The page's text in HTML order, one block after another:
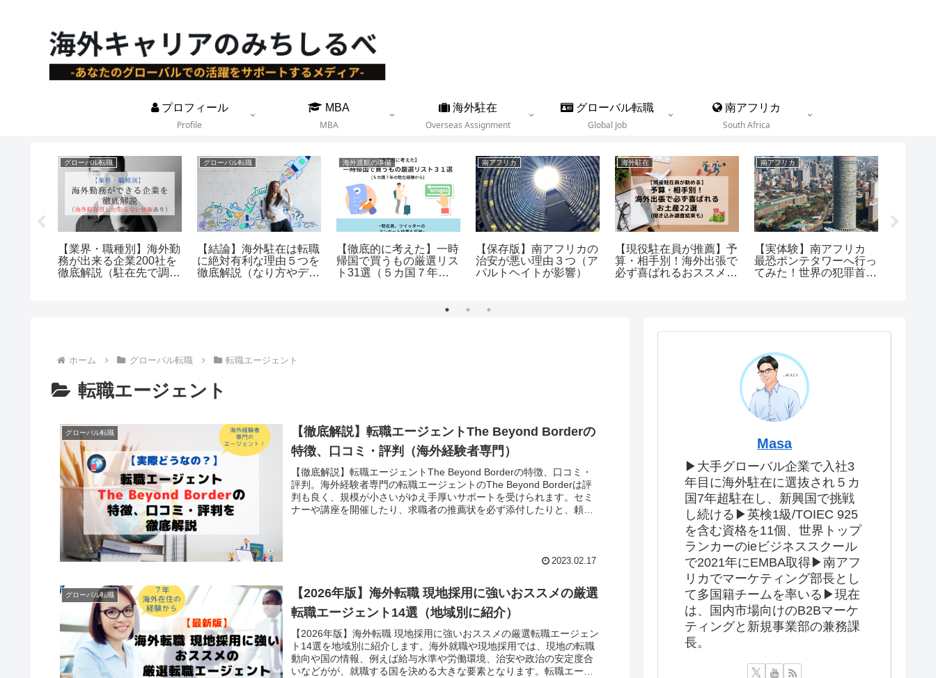
プロフィール
Profile
MBA
MBA
海外駐在
Overseas Assignment
グローバル転職
Global Job
南アフリカ
South Africa
グローバル転職
【業界・職種別】海外勤
務が出来る企業200社を
徹底解説（駐在先で調査
グローバル転職
【結論】海外駐在は転職
に絶対有利な理由５つを
徹底解説（なり方やデメ
海外渡航の準備
【徹底的に考えた】一時
帰国で買うもの厳選リス
ト31選（５カ国７年の
南アフリカ
【保存版】南アフリカの
治安が悪い理由３つ（ア
パルトヘイトが影響）
海外駐在
【現役駐在員が推薦】予
算・相手別！海外出張で
必ず喜ばれるおススメお
南アフリカ
【実体験】南アフリカ
最恐ポンテタワーへ行っ
てみた！世界の犯罪首都
ホーム グローバル転職 転職エージェント
転職エージェント
グローバル転職
【徹底解説】転職エージェントThe Beyond Borderの
特徴、口コミ・評判（海外経験者専門）
【徹底解説】転職エージェントThe Beyond Borderの特徴、口コミ・
評判。海外経験者専門の転職エージェントのThe Beyond Borderは評
判も良く、規模が小さいがゆえ手厚いサポートを受けられます。セミ
ナーや講座を開催したり、求職者の推薦状を必ず添付したりと、頼り
2023.02.17
グローバル転職
【2026年版】海外転職 現地採用に強いおススメの厳選
転職エージェント14選（地域別に紹介）
【2026年版】海外転職 現地採用に強いおススメの厳選転職エージェン
ト14選を地域別に紹介します。海外就職や現地採用では、現地の転職
動向や国の情報、例えば給与水準や労働環境、治安や政治の安定度合
いなどがが、就職する国を決める大きな要素となります。転職エージ
Masa
▶大手グローバル企業で入社3
年目に海外駐在に選抜され５カ
国7年超駐在し、新興国で挑戦
し続ける▶英検1級/TOIEC 925
を含む資格を11個、世界トップ
ランカーのieビジネススクール
で2021年にEMBA取得▶南アフ
リカでマーケティング部長とし
て多国籍チームを率いる▶現在
は、国内市場向けのB2Bマーケ
ティングと新規事業部の兼務課
長。